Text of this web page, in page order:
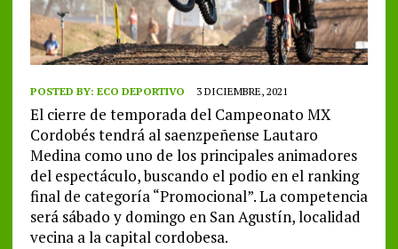
POSTED BY: ECO DEPORTIVO 3 DICIEMBRE, 2021
El cierre de temporada del Campeonato MX
Cordobés tendrá al saenzpeñense Lautaro
Medina como uno de los principales animadores
del espectáculo, buscando el podio en el ranking
final de categoría “Promocional”. La competencia
será sábado y domingo en San Agustín, localidad
vecina a la capital cordobesa.